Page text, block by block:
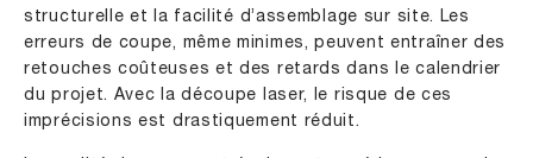
structurelle et la facilité d’assemblage sur site. Les
erreurs de coupe, même minimes, peuvent entraîner des
retouches coûteuses et des retards dans le calendrier
du projet. Avec la découpe laser, le risque de ces
imprécisions est drastiquement réduit.